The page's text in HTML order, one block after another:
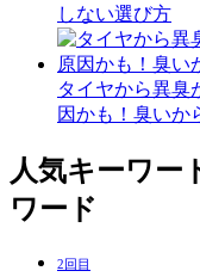
しない選び方
タイヤから異臭
因かも！臭いか
人気キーワー
ワード
2回目